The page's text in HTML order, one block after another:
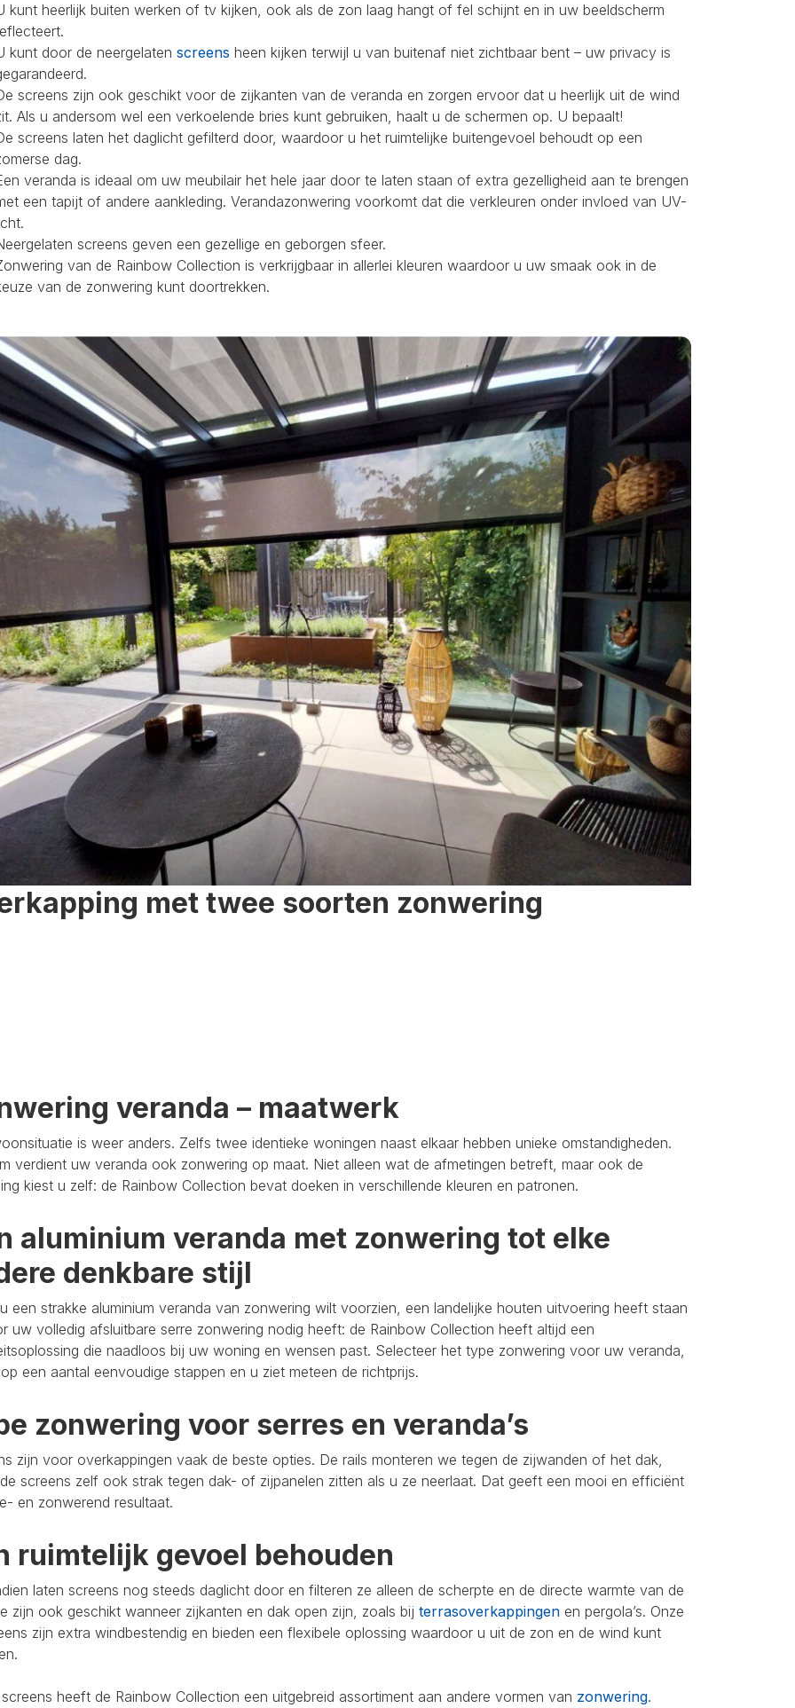
kunt heerlijk buiten werken of tv kijken, ook als de zon laag hangt of fel schijnt en in uw beeldscherm
kunt door de neergelaten screens heen kijken terwijl u van buitenaf niet zichtbaar bent – uw privacy is
screens zijn ook geschikt voor de zijkanten van de veranda en zorgen ervoor dat u heerlijk uit de wind
Als u andersom wel een verkoelende bries kunt gebruiken, haalt u de schermen op. U bepaalt!
screens laten het daglicht gefilterd door, waardoor u het ruimtelijke buitengevoel behoudt op een
dag.
veranda is ideaal om uw meubilair het hele jaar door te laten staan of extra gezelligheid aan te brengen
een tapijt of andere aankleding. Verandazonwering voorkomt dat die verkleuren onder invloed van UV-
screens geven een gezellige en geborgen sfeer.
van de Rainbow Collection is verkrijgbaar in allerlei kleuren waardoor u uw smaak ook in de
van de zonwering kunt doortrekken.
met twee soorten zonwering
veranda – maatwerk
is weer anders. Zelfs twee identieke woningen naast elkaar hebben unieke omstandigheden.
verdient uw veranda ook zonwering op maat. Niet alleen wat de afmetingen betreft, maar ook de
kiest u zelf: de Rainbow Collection bevat doeken in verschillende kleuren en patronen.
aluminium veranda met zonwering tot elke
denkbare stijl
een strakke aluminium veranda van zonwering wilt voorzien, een landelijke houten uitvoering heeft staan
uw volledig afsluitbare serre zonwering nodig heeft: de Rainbow Collection heeft altijd een
die naadloos bij uw woning en wensen past. Selecteer het type zonwering voor uw veranda,
een aantal eenvoudige stappen en u ziet meteen de richtprijs.
zonwering voor serres en veranda’s
zijn voor overkappingen vaak de beste opties. De rails monteren we tegen de zijwanden of het dak,
screens zelf ook strak tegen dak- of zijpanelen zitten als u ze neerlaat. Dat geeft een mooi en efficiënt
en zonwerend resultaat.
ruimtelijk gevoel behouden
laten screens nog steeds daglicht door en filteren ze alleen de scherpte en de directe warmte van de
zijn ook geschikt wanneer zijkanten en dak open zijn, zoals bij terrasoverkappingen en pergola’s. Onze
zijn extra windbestendig en bieden een flexibele oplossing waardoor u uit de zon en de wind kunt
heeft de Rainbow Collection een uitgebreid assortiment aan andere vormen van zonwering.